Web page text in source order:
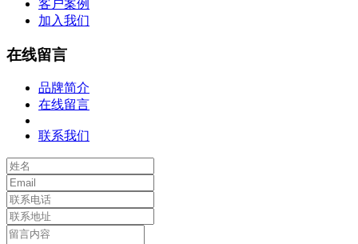
客户案例
加入我们
在线留言
品牌简介
在线留言
联系我们